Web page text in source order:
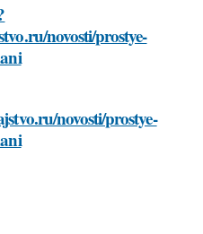
novosti/prostye-
novosti/prostye-